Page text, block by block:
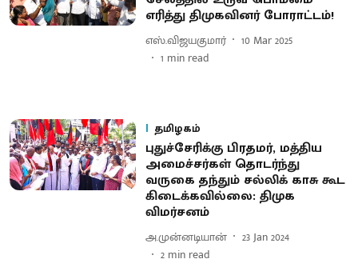
எரித்து திமுகவினர் போராட்டம்!
எஸ்.விஜயகுமார்
10 Mar 2025
1 min read
தமிழகம்
புதுச்சேரிக்கு பிரதமர், மத்திய
அமைச்சர்கள் தொடர்ந்து
வருகை தந்தும் சல்லிக் காசு கூட
கிடைக்கவில்லை: திமுக
விமர்சனம்
அ.முன்னடியான்
23 Jan 2024
2 min read